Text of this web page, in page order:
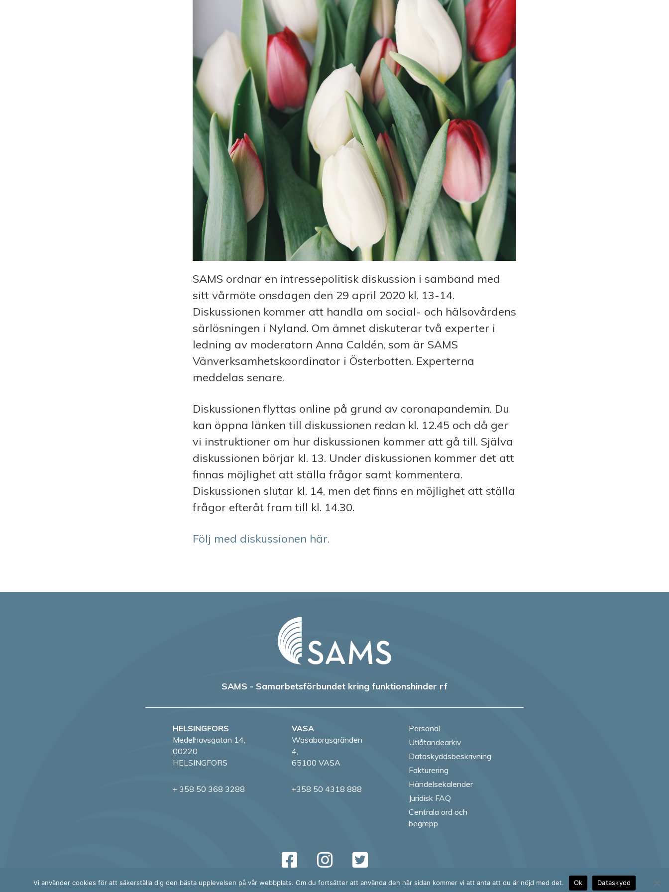
SAMS ordnar en intressepolitisk diskussion i samband med
sitt vårmöte onsdagen den 29 april 2020 kl. 13-14.
Diskussionen kommer att handla om social- och hälsovårdens
särlösningen i Nyland. Om ämnet diskuterar två experter i
ledning av moderatorn Anna Caldén, som är SAMS
Vänverksamhetskoordinator i Österbotten. Experterna
meddelas senare.
Diskussionen flyttas online på grund av coronapandemin. Du
kan öppna länken till diskussionen redan kl. 12.45 och då ger
vi instruktioner om hur diskussionen kommer att gå till. Själva
diskussionen börjar kl. 13. Under diskussionen kommer det att
finnas möjlighet att ställa frågor samt kommentera.
Diskussionen slutar kl. 14, men det finns en möjlighet att ställa
frågor efteråt fram till kl. 14.30.
Följ med diskussionen här.
SAMS - Samarbetsförbundet kring funktionshinder rf
HELSINGFORS
Medelhavsgatan 14,
00220
HELSINGFORS
+ 358 50 368 3288
VASA
Wasaborgsgränden
4,
65100 VASA
+358 50 4318 888
Personal
Utlåtandearkiv
Dataskyddsbeskrivning
Fakturering
Händelsekalender
Juridisk FAQ
Centrala ord och
begrepp
Follow us on Facebook
Follow us on Instagram
Follow us on Twitter
Vi använder cookies för att säkerställa dig den bästa upplevelsen på vår webbplats. Om du fortsätter att använda den här sidan kommer vi att anta att du är nöjd med det. Ok Dataskydd